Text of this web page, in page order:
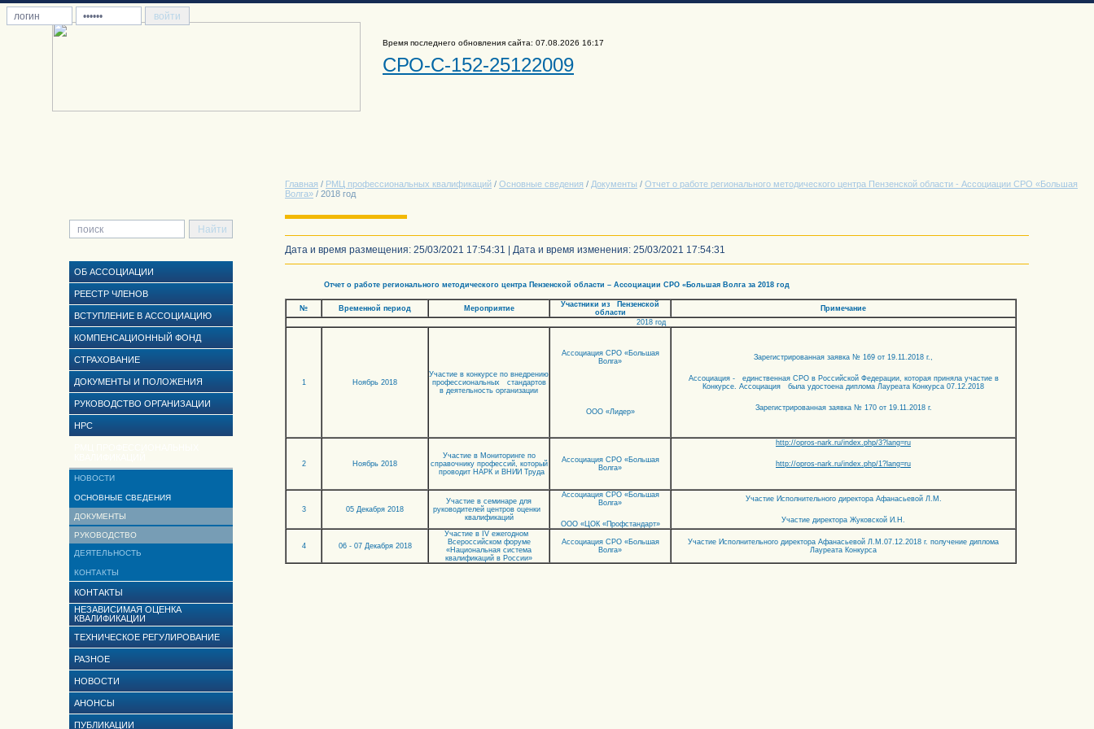
СРО-С-152-25122009
Время последнего обновления сайта: 07.08.2026 16:17
Главная / РМЦ профессиональных квалификаций / Основные сведения / Документы / Отчет о работе регионального методического центра Пензенской области - Ассоциации СРО «Большая
Волга» / 2018 год
ОБ АССОЦИАЦИИ
РЕЕСТР ЧЛЕНОВ
ВСТУПЛЕНИЕ В АССОЦИАЦИЮ
КОМПЕНСАЦИОННЫЙ ФОНД
СТРАХОВАНИЕ
ДОКУМЕНТЫ И ПОЛОЖЕНИЯ
РУКОВОДСТВО ОРГАНИЗАЦИИ
НРС
НОВОСТИ
ОСНОВНЫЕ СВЕДЕНИЯ
ДОКУМЕНТЫ
РУКОВОДСТВО
ДЕЯТЕЛЬНОСТЬ
КОНТАКТЫ
КОНТАКТЫ
НЕЗАВИСИМАЯ ОЦЕНКА
КВАЛИФИКАЦИИ
ТЕХНИЧЕСКОЕ РЕГУЛИРОВАНИЕ
РАЗНОЕ
НОВОСТИ
АНОНСЫ
ПУБЛИКАЦИИ
Дата и время размещения: 25/03/2021 17:54:31 | Дата и время изменения: 25/03/2021 17:54:31
Отчет о работе регионального методического центра Пензенской области – Ассоциации СРО «Большая Волга за 2018 год
№ Временной период Мероприятие
Участники из Пензенской
области
Примечание
2018 год
1 Ноябрь 2018
Участие в конкурсе по внедрению
профессиональных стандартов
в деятельность организации
Ассоциация СРО «Большая
Волга»
ООО «Лидер»
Зарегистрированная заявка № 169 от 19.11.2018 г.,
Ассоциация - единственная СРО в Российской Федерации, которая приняла участие в
Конкурсе. Ассоциация была удостоена диплома Лауреата Конкурса 07.12.2018
Зарегистрированная заявка № 170 от 19.11.2018 г.
2 Ноябрь 2018
Участие в Мониторинге по
справочнику профессий, который
проводит НАРК и ВНИИ Труда
Ассоциация СРО «Большая
Волга»
http://opros-nark.ru/index.php/3?lang=ru
http://opros-nark.ru/index.php/1?lang=ru
3 05 Декабря 2018
Участие в семинаре для
руководителей центров оценки
квалификаций
Ассоциация СРО «Большая
Волга»
ООО «ЦОК «Профстандарт»
Участие Исполнительного директора Афанасьевой Л.М.
Участие директора Жуковской И.Н.
4 06 - 07 Декабря 2018
Участие в IV ежегодном
Всероссийском форуме
«Национальная система
квалификаций в России»
Ассоциация СРО «Большая
Волга»
Участие Исполнительного директора Афанасьевой Л.М.07.12.2018 г. получение диплома
Лауреата Конкурса